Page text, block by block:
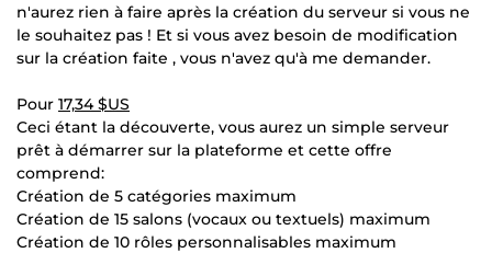
n'aurez rien à faire après la création du serveur si vous ne
le souhaitez pas ! Et si vous avez besoin de modification
sur la création faite , vous n'avez qu'à me demander.
Pour 17,34 $US
Ceci étant la découverte, vous aurez un simple serveur
prêt à démarrer sur la plateforme et cette offre
comprend:
Création de 5 catégories maximum
Création de 15 salons (vocaux ou textuels) maximum
Création de 10 rôles personnalisables maximum